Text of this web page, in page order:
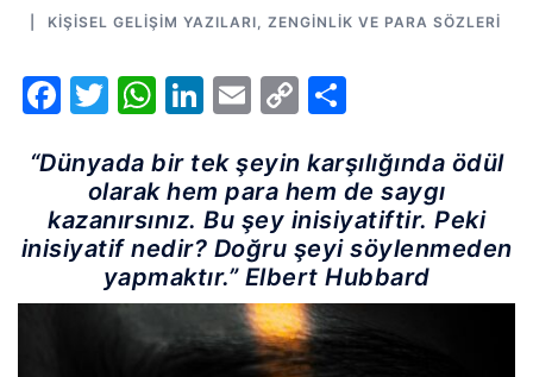
KIŞISEL GELIŞIM YAZILARI ZENGINLIK VE PARA SÖZLERI
Facebook
Twitter
WhatsApp
LinkedIn
Email
Copy
“Dünyada bir tek şeyin karşılığında ödül
olarak hem para hem de saygı
kazanırsınız. Bu şey inisiyatiftir. Peki
inisiyatif nedir? Doğru şeyi söylenmeden
yapmaktır.” Elbert Hubbard